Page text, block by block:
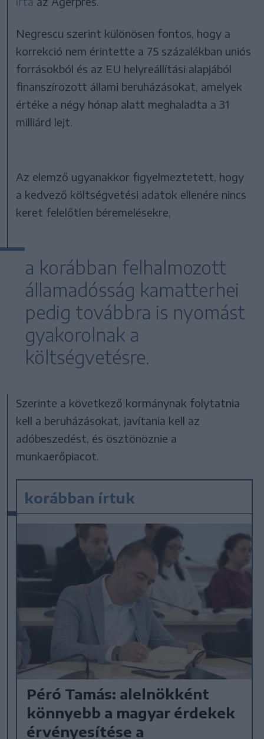
Negrescu szerint különösen fontos, hogy a
korrekció nem érintette a 75 százalékban uniós
forrásokból és az EU helyreállítási alapjából
finanszírozott állami beruházásokat, amelyek
értéke a négy hónap alatt meghaladta a 31
milliárd lejt.
Az elemző ugyanakkor figyelmeztetett, hogy
a kedvező költségvetési adatok ellenére nincs
keret felelőtlen béremelésekre,
a korábban felhalmozott
államadósság kamatterhei
pedig továbbra is nyomást
gyakorolnak a
költségvetésre.
Szerinte a következő kormánynak folytatnia
kell a beruházásokat, javítania kell az
adóbeszedést, és ösztönöznie a
munkaerőpiacot.
korábban írtuk
Péró Tamás: alelnökként
könnyebb a magyar érdekek
érvényesítése a